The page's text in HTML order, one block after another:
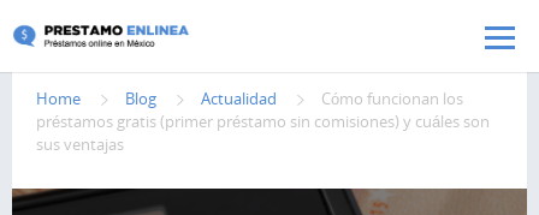
Pasar al contenido principal
Home Blog Actualidad
Cómo funcionan los
préstamos gratis (primer préstamo sin comisiones) y cuáles son
sus ventajas